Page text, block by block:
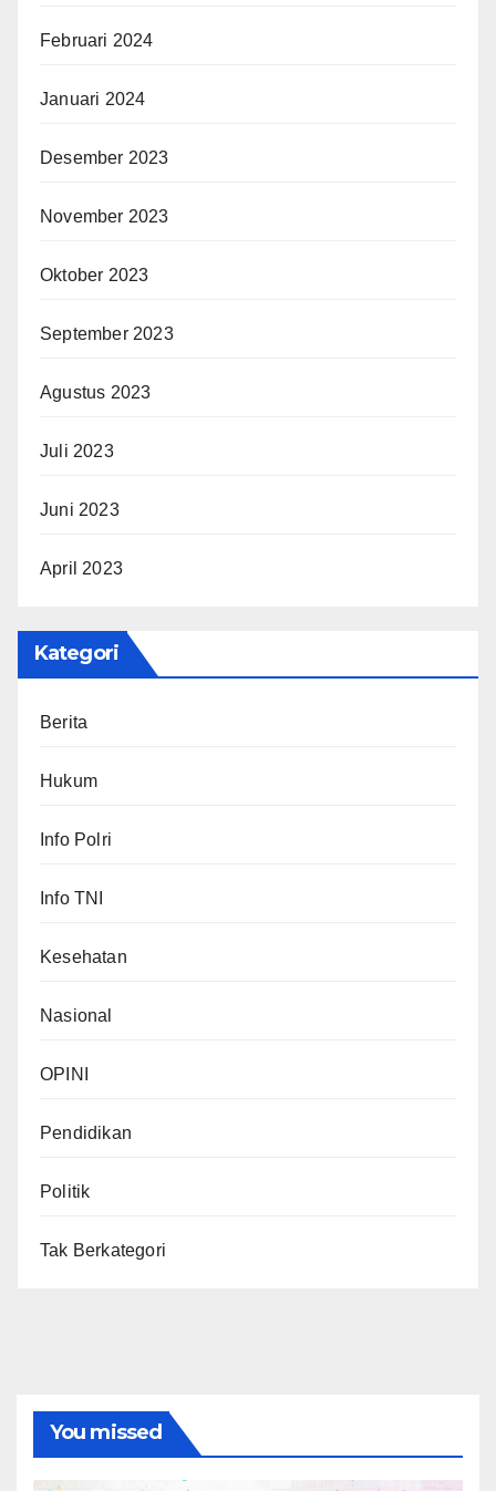
Februari 2024
Januari 2024
Desember 2023
November 2023
Oktober 2023
September 2023
Agustus 2023
Juli 2023
Juni 2023
April 2023
Kategori
Berita
Hukum
Info Polri
Info TNI
Kesehatan
Nasional
OPINI
Pendidikan
Politik
Tak Berkategori
You missed